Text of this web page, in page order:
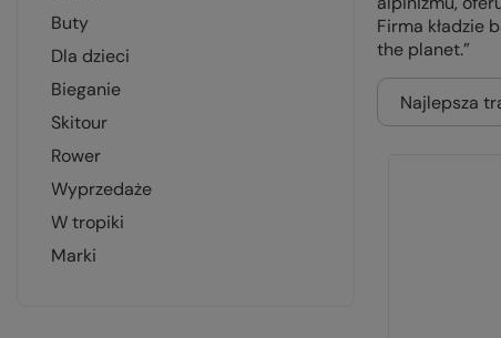
buty
dla dzieci
bieganie
skitour
rower
wyprzedaże
w tropiki
marki
Firma kładzie
the planet.”
Najlepsza